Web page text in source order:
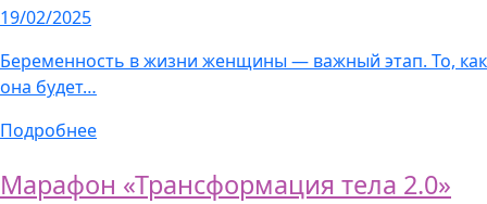
19/02/2025
Беременность в жизни женщины — важный этап. То, как
она будет…
Подробнее
Марафон «Трансформация тела 2.0»